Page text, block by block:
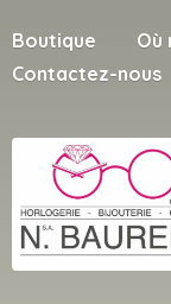
Boutique
Où
Contactez-nous